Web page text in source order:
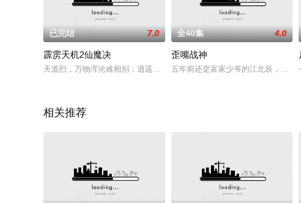
已完结 7.0
霹雳天机2仙魔决
天道烈，万物浑沦难相别；逍遥灭，魔暗罪恶怎了结？忘机绝，半生恩仇
全40集 4.0
歪嘴战神
五年前还是富家少爷的江北辰，因为
相关推荐